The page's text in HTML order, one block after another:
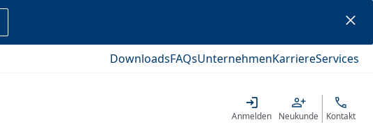
DownloadsFAQsUnternehmenKarriereServices
Anmelden Neukunde Kontakt